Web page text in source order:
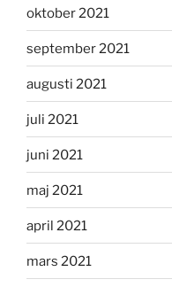
oktober 2021
september 2021
augusti 2021
juli 2021
juni 2021
maj 2021
april 2021
mars 2021